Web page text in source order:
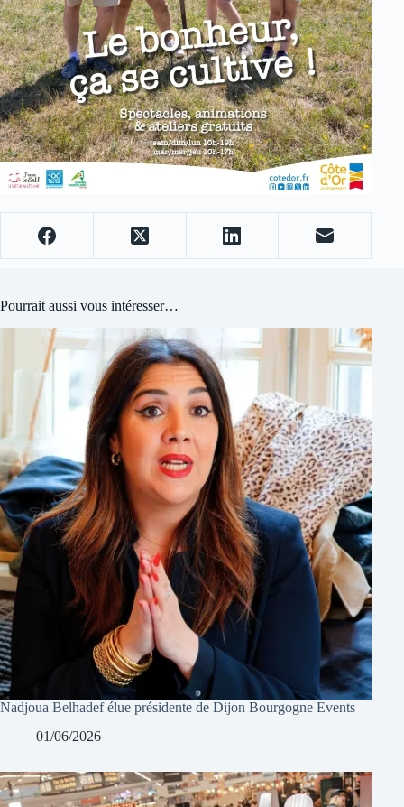
Pourrait aussi vous intéresser…
Nadjoua Belhadef élue présidente de Dijon Bourgogne Events
01/06/2026